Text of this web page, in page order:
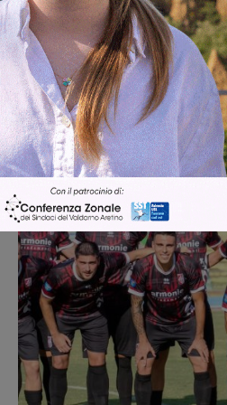
Articolo precedente
Sventati dai carabinieri due furti al
Centro Commerciale Coop ed al
negozio Obi. Denunciate tre persone
Ultime Notizie